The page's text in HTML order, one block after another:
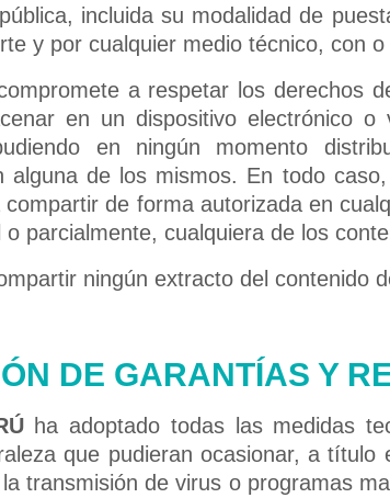
incluida su modalidad de
y por cualquier medio técnico, con
a respetar los derechos
en un dispositivo electrónico
en ningún momento
alguna de los mismos. En todo
compartir de forma autorizada en
o parcialmente, cualquiera de los
ningún extracto del contenido
DE GARANTÍAS Y
ha adoptado todas las medidas
que pudieran ocasionar, a
transmisión de virus o programas